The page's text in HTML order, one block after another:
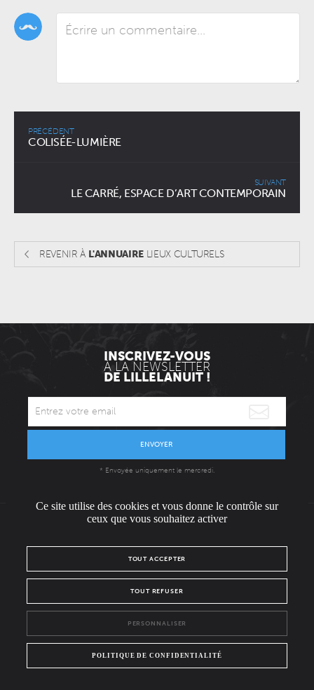
PRÉCÉDENT
COLISÉE-LUMIÈRE
SUIVANT
LE CARRÉ, ESPACE D’ART CONTEMPORAIN
REVENIR À L'ANNUAIRE LIEUX CULTURELS
INSCRIVEZ-VOUS
À LA NEWSLETTER
DE LILLELANUIT !
ENVOYER
* Envoyée uniquement le mercredi.
L'ÉQUIPE
POLITIQUE DE CONFIDENTIALITÉ
FacebookInstagram
Ce site utilise des cookies et vous donne le contrôle sur
ceux que vous souhaitez activer
TOUT ACCEPTER
TOUT REFUSER
PERSONNALISER
POLITIQUE DE CONFIDENTIALITÉ